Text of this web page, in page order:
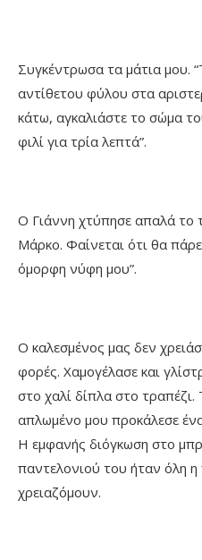
Συγκέντρωσα τα μάτια μου.
αντίθετου φύλου στα
κάτω, αγκαλιάστε το σώμα
φιλί για τρία λεπτά”.
Ο Γιάννη χτύπησε απαλά το
Μάρκο. Φαίνεται ότι θα
όμορφη νύφη μου”.
Ο καλεσμένος μας δεν
φορές. Χαμογέλασε και
στο χαλί δίπλα στο
απλωμένο μου προκάλεσε
Η εμφανής διόγκωση στο
παντελονιού του ήταν όλη
χρειαζόμουν.